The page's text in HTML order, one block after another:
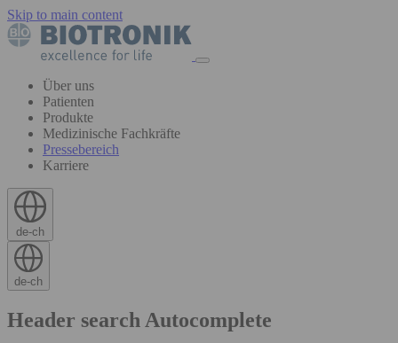
Skip to main content
Über uns
Patienten
Produkte
Medizinische Fachkräfte
Pressebereich
Karriere
de-ch
de-ch
Header search Autocomplete